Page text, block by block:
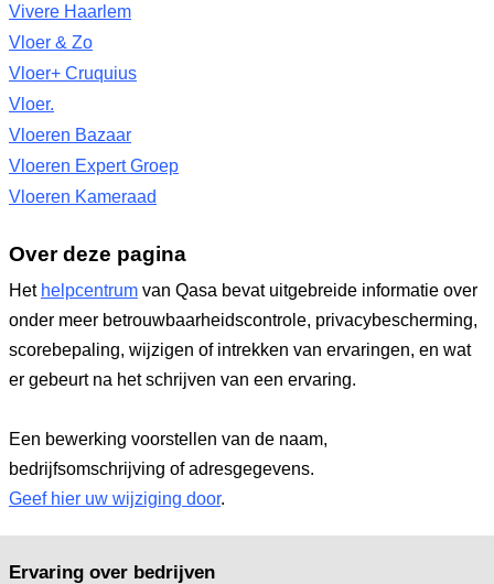
Vivere Haarlem
Vloer & Zo
Vloer+ Cruquius
Vloer.
Vloeren Bazaar
Vloeren Expert Groep
Vloeren Kameraad
Over deze pagina
Het helpcentrum van Qasa bevat uitgebreide informatie over
onder meer betrouwbaarheidscontrole, privacybescherming,
scorebepaling, wijzigen of intrekken van ervaringen, en wat
er gebeurt na het schrijven van een ervaring.
Een bewerking voorstellen van de naam,
bedrijfsomschrijving of adresgegevens.
Geef hier uw wijziging door.
Ervaring over bedrijven